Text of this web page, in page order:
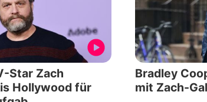
Star Zach
Hollywood für
Bradley
mit Zach-